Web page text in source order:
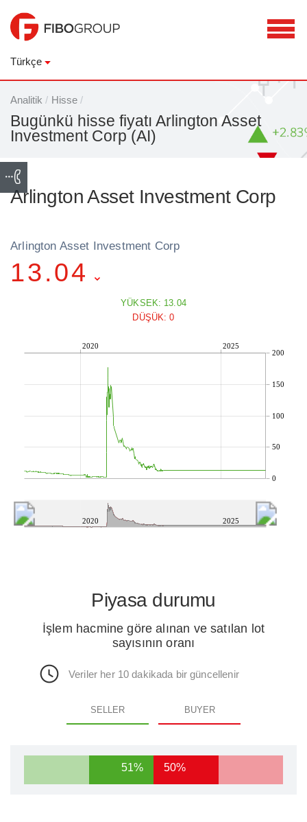
Türkçe
Analitik / Hisse /
Bugünkü hisse fiyatı Arlington Asset
Investment Corp (AI)
Arlington Asset Investment Corp
Arlington Asset Investment Corp
13.04
YÜKSEK: 13.04
DÜŞÜK: 0
2020 2025
0
50
100
150
200
2020 2025
Piyasa durumu
İşlem hacmine göre alınan ve satılan lot
sayısının oranı
Veriler her 10 dakikada bir güncellenir
SELLER BUYER
51% 50%